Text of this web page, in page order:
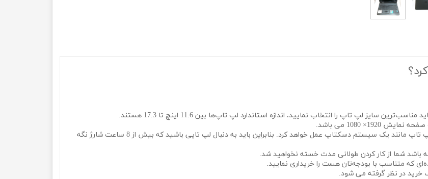
مناسب‌ترین سایز لپ تاپ را انتخاب نمایید. اندازه استاندارد لپ تاپ‌ها بین 11.6 اینچ تا 17.3 هستند.
1080 می باشد.
باتری: در صورتی که لپ تاپ باتری خوبی نداشته باشد، لپ تاپ مانند یک سیستم دسکتاپ عمل خواهد کرد. بنابراین باید به دنبال لپ تاپی باشید که بیش از 8 ساعت شارژ نگه
باشد شما از کار کردن طولانی مدت خسته نخواهید شد.